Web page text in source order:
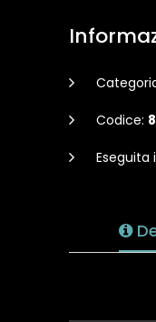
Codice:
Eseguita